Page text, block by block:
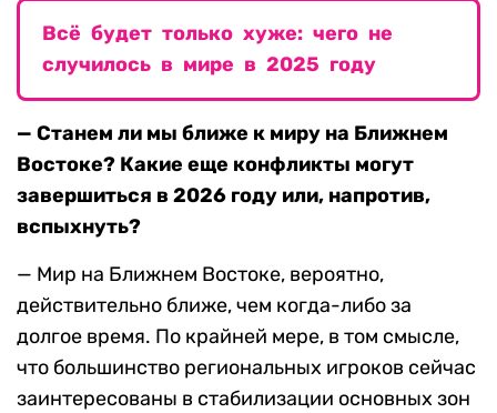
Всё будет только хуже: чего не
случилось в мире в 2025 году
— Станем ли мы ближе к миру на Ближнем
Востоке? Какие еще конфликты могут
завершиться в 2026 году или, напротив,
вспыхнуть?
— Мир на Ближнем Востоке, вероятно,
действительно ближе, чем когда-либо за
долгое время. По крайней мере, в том смысле,
что большинство региональных игроков сейчас
заинтересованы в стабилизации основных зон